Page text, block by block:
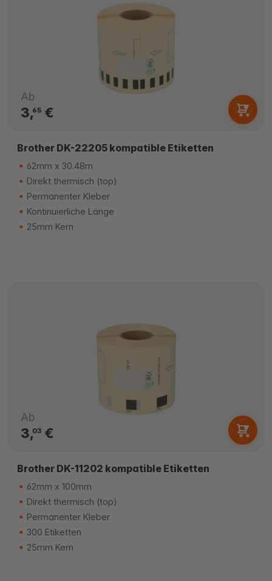
Ab
3,65€
Brother DK-22205 kompatible Etiketten
62mm x 30.48m
Direkt thermisch (top)
Permanenter Kleber
Kontinuierliche Länge
25mm Kern
Ab
3,03€
Brother DK-11202 kompatible Etiketten
62mm x 100mm
Direkt thermisch (top)
Permanenter Kleber
300 Etiketten
25mm Kern